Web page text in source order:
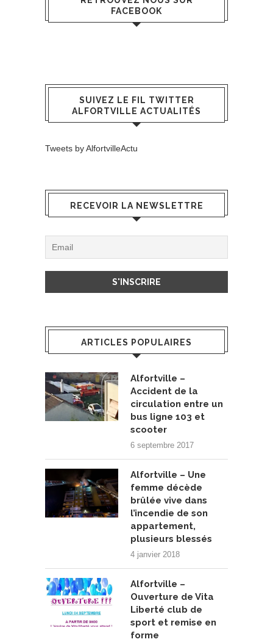
FACEBOOK
SUIVEZ LE FIL TWITTER
ALFORTVILLE ACTUALITÉS
Tweets by AlfortvilleActu
RECEVOIR LA NEWSLETTRE
ARTICLES POPULAIRES
Alfortville –
Accident de la
circulation entre un
bus ligne 103 et
scooter
6 septembre 2017
Alfortville – Une
femme décède
brûlée vive dans
l’incendie de son
appartement,
plusieurs blessés
4 janvier 2018
Alfortville –
Ouverture de Vita
Liberté club de
sport et remise en
forme